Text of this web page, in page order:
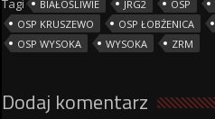
Tagi BIAŁOŚLIWIE JRG2 OSP
OSP KRUSZEWO
OSP ŁOBŻENICA
OSP WYSOKA
WYSOKA ZRM
Dodaj komentarz